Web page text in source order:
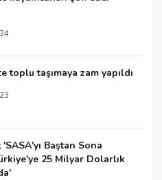
toplu taşımaya zam yapıldı
Baştan Sona
25 Milyar Dolarlık